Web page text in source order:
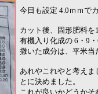
今日も設定 4.0ｍｍで
カット後、固形肥料を
有機入り化成の 6・9
撒いた成分は、平米当
あれやこれやと考えま
とに決めました。
これが良いかどうか